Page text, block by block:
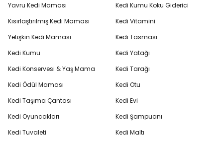
Yavru Kedi Maması
Kısırlaştırılmış Kedi Maması
Yetişkin Kedi Maması
Kedi Kumu
Kedi Konservesi & Yaş Mama
Kedi Ödül Maması
Kedi Taşıma Çantası
Kedi Oyuncakları
Kedi Tuvaleti
Kedi Kumu Koku Giderici
Kedi Vitamini
Kedi Tasması
Kedi Yatağı
Kedi Tarağı
Kedi Otu
Kedi Evi
Kedi Şampuanı
Kedi Maltı